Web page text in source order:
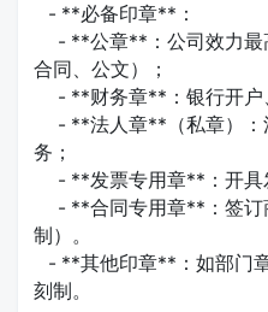
- **必备印章**：
- **公章**：公司效力最
合同、公文）；
- **财务章**：银行开户
- **法人章**（私章）：
务；
- **发票专用章**：开具
- **合同专用章**：签订
制）。
- **其他印章**：如部门
刻制。